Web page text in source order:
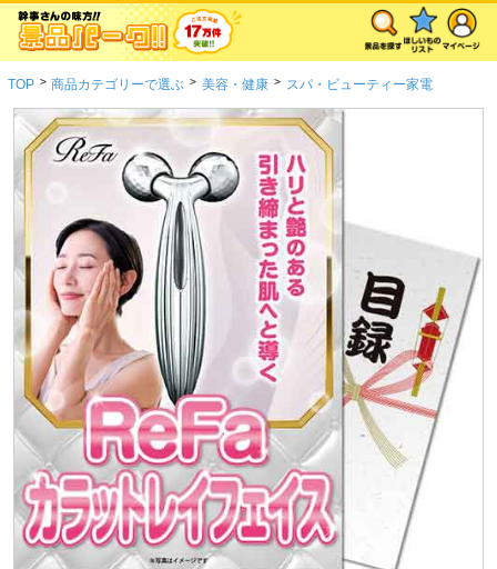
TOP > 商品カテゴリーで選ぶ > 美容・健康 > スパ・ビューティー家電